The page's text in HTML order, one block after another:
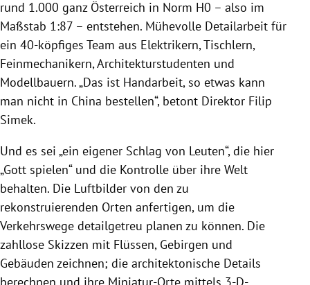
rund 1.000 ganz Österreich in Norm H0 – also im
Maßstab 1:87 – entstehen. Mühevolle Detailarbeit für
ein 40-köpfiges Team aus Elektrikern, Tischlern,
Feinmechanikern, Architekturstudenten und
Modellbauern. „Das ist Handarbeit, so etwas kann
man nicht in China bestellen“, betont Direktor Filip
Simek.
Und es sei „ein eigener Schlag von Leuten“, die hier
„Gott spielen“ und die Kontrolle über ihre Welt
behalten. Die Luftbilder von den zu
rekonstruierenden Orten anfertigen, um die
Verkehrswege detailgetreu planen zu können. Die
zahllose Skizzen mit Flüssen, Gebirgen und
Gebäuden zeichnen; die architektonische Details